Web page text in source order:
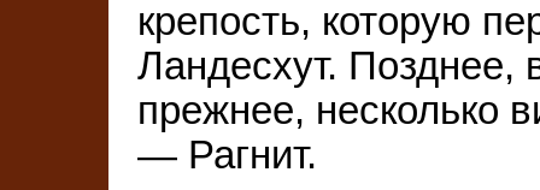
крепость, которую
Ландесхут. Позднее,
прежнее, несколько
— Рагнит.